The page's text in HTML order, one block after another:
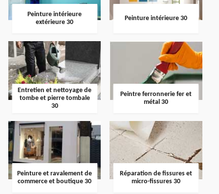
Peinture intérieure
extérieure 30
Peinture intérieure 30
Entretien et nettoyage de
tombe et pierre tombale
30
Peintre ferronnerie fer et
métal 30
Peinture et ravalement de
commerce et boutique 30
Réparation de fissures et
micro-fissures 30